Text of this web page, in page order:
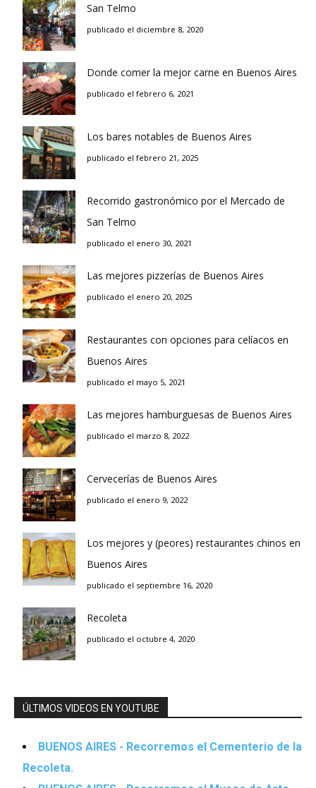
San Telmo
publicado el diciembre 8, 2020
Donde comer la mejor carne en Buenos Aires
publicado el febrero 6, 2021
Los bares notables de Buenos Aires
publicado el febrero 21, 2025
Recorrido gastronómico por el Mercado de
San Telmo
publicado el enero 30, 2021
Las mejores pizzerías de Buenos Aires
publicado el enero 20, 2025
Restaurantes con opciones para celíacos en
Buenos Aires
publicado el mayo 5, 2021
Las mejores hamburguesas de Buenos Aires
publicado el marzo 8, 2022
Cervecerías de Buenos Aires
publicado el enero 9, 2022
Los mejores y (peores) restaurantes chinos en
Buenos Aires
publicado el septiembre 16, 2020
Recoleta
publicado el octubre 4, 2020
ÚLTIMOS VIDEOS EN YOUTUBE
BUENOS AIRES - Recorremos el Cementerio de la
Recoleta.